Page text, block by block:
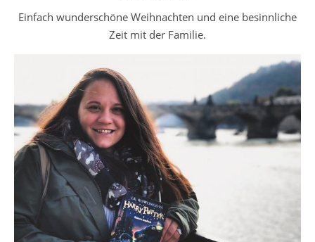
Einfach wunderschöne Weihnachten und eine besinnliche
Zeit mit der Familie.